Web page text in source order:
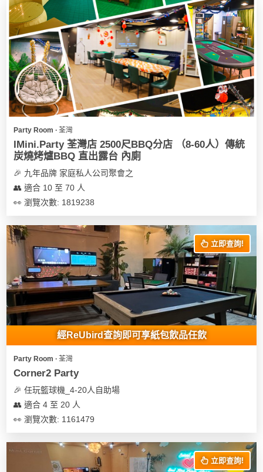
Party Room ∙ 荃灣
IMini.Party 荃灣店 2500尺BBQ分店 （8-60人）傳統
炭燒烤爐BBQ 直出露台 內廁
🎉 九年品牌 家庭私人公司聚會之
👥 適合 10 至 70 人
👀 瀏覽次數: 1819238
立即查詢!
經ReUbird查詢即可享紙包飲品任飲
Party Room ∙ 荃灣
Corner2 Party
🎉 任玩籃球機_4-20人自助場
👥 適合 4 至 20 人
👀 瀏覽次數: 1161479
立即查詢!